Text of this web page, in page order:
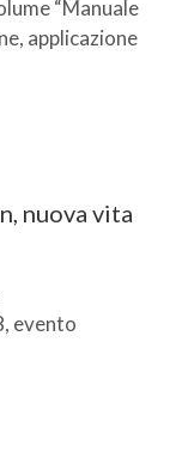
“Manuale
applicazione
nuova vita
evento